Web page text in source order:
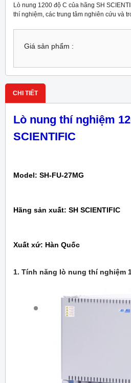
Lò nung 1200 độ C của hãng SH
thí nghiệm, các trung tâm nghiên cứu và
Giá sản phẩm :
CHI TIẾT
Lò nung thí nghiệm
SCIENTIFIC
Model: SH-FU-27MG
Hãng sản xuất: SH SCIENTIFIC
Xuất xứ: Hàn Quốc
1. Tính năng lò nung thí nghiệm